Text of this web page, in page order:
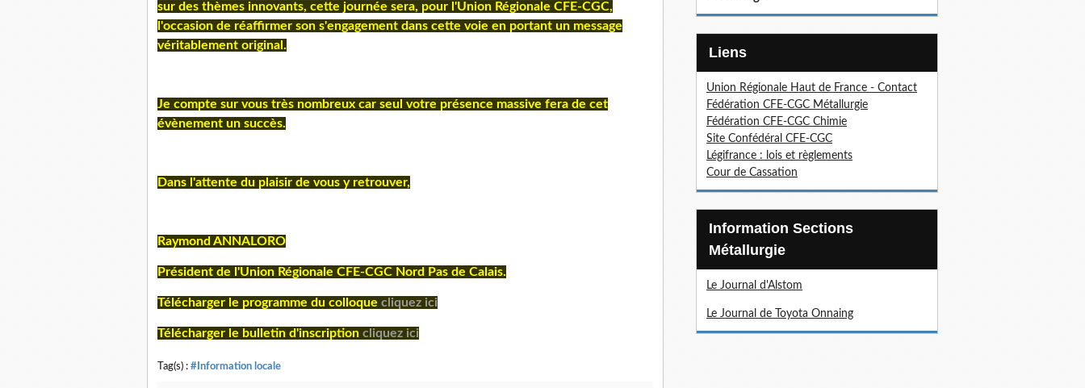
sur des thèmes innovants, cette journée sera, pour l'Union Régionale CFE-CGC,
l'occasion de réaffirmer son s'engagement dans cette voie en portant un message
véritablement original.
Je compte sur vous très nombreux car seul votre présence massive fera de cet
évènement un succès.
Dans l'attente du plaisir de vous y retrouver,
Raymond ANNALORO
Président de l'Union Régionale CFE-CGC Nord Pas de Calais.
Télécharger le programme du colloque cliquez ici
Télécharger le bulletin d'inscription cliquez ici
Tag(s) : #Information locale
Liens
Union Régionale Haut de France - Contact
Fédération CFE-CGC Métallurgie
Fédération CFE-CGC Chimie
Site Confédéral CFE-CGC
Légifrance : lois et règlements
Cour de Cassation
Information Sections
Métallurgie
Le Journal d'Alstom
Le Journal de Toyota Onnaing